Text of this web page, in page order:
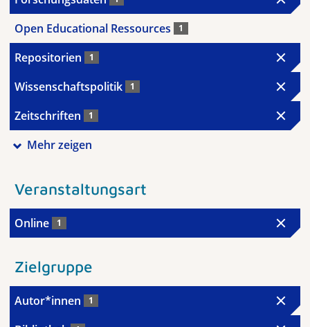
Open Educational Ressources 1
Repositorien 1
Wissenschaftspolitik 1
Zeitschriften 1
Mehr zeigen
Veranstaltungsart
Online 1
Zielgruppe
Autor*innen 1